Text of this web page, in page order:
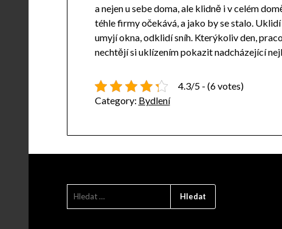
a nejen u sebe doma, ale klidně i v celém
téhle firmy očekává, a jako by se stalo.
umyjí okna, odklidí sníh. Kterýkoliv den,
nechtějí si uklízením pokazit nadcházející
4.3/5 - (6 votes)
Category: Bydlení